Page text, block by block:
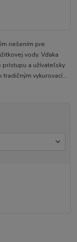
riešením pre
vody. Vďaka
a užívateľsky
vykurovací...